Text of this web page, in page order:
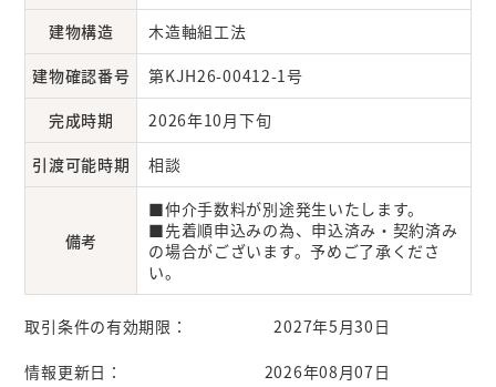
建物構造
木造軸組工法
建物確認番号
第KJH26-00412-1号
完成時期
2026年10月下旬
引渡可能時期
相談
備考
■仲介手数料が別途発生いたします。
■先着順申込みの為、申込済み・契約済み
の場合がございます。予めご了承くださ
い。
取引条件の有効期限： 2027年5月30日
情報更新日：
2026年08月07日